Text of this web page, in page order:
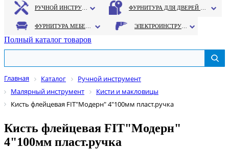
Полный каталог товаров
Главная Каталог
Ручной инструмент
Малярный инструмент
Кисти и макловицы
Кисть флейцевая FIT"Модерн" 4"100мм пласт.ручка
Кисть флейцевая FIT"Модерн"
4"100мм пласт.ручка